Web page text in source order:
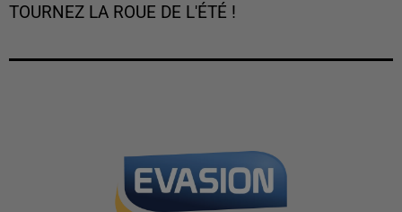
TOURNEZ LA ROUE DE L'ÉTÉ !